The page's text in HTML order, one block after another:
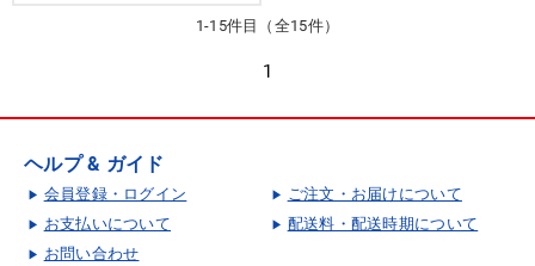
1-15件目（全15件）
1
ヘルプ & ガイド
会員登録・ログイン
ご注文・お届けについて
お支払いについて
配送料・配送時期について
お問い合わせ